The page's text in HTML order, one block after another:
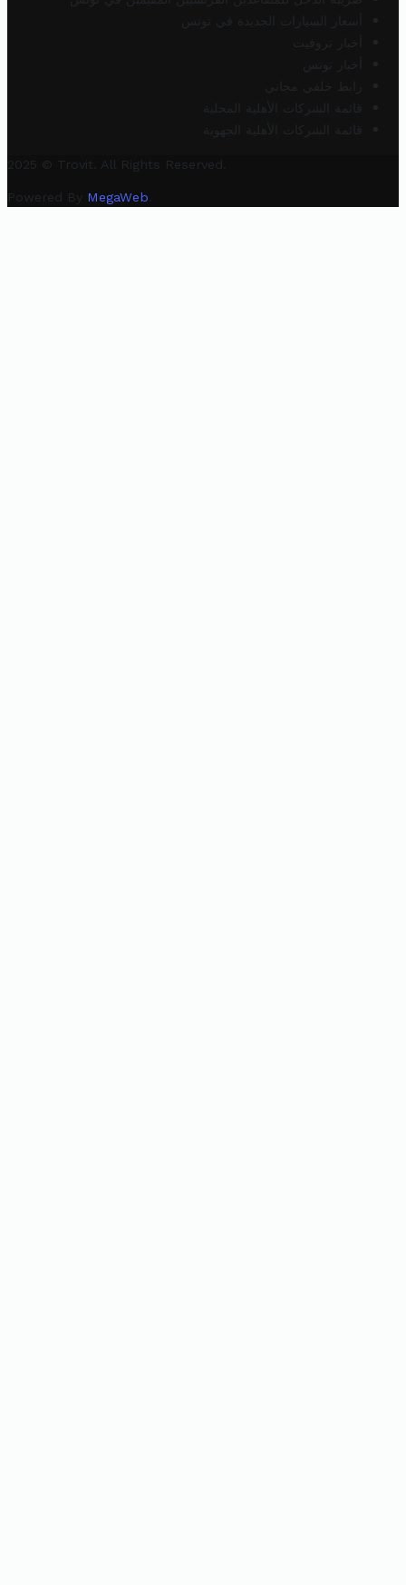
أسعار السيارات الجديدة في تونس
أخبار تروفيت
أخبار تونس
رابط خلفي مجاني
قائمة الشركات الأهلية المحلية
قائمة الشركات الأهلية الجهوية
2025 © Trovit. All Rights Reserved.
Powered By MegaWeb